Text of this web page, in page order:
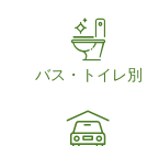
バス・トイレ別